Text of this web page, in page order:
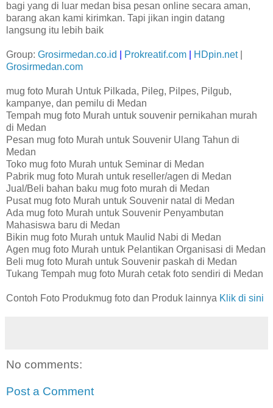
bagi yang di luar medan bisa pesan online secara aman,
barang akan kami kirimkan. Tapi jikan ingin datang
langsung itu lebih baik
Group: Grosirmedan.co.id Prokreatif.com HDpin.net|
Grosirmedan.com
mug foto Murah Untuk Pilkada, Pileg, Pilpes, Pilgub,
kampanye, dan pemilu di Medan
Tempah mug foto Murah untuk souvenir pernikahan murah
di Medan
Pesan mug foto Murah untuk Souvenir Ulang Tahun di
Medan
Toko mug foto Murah untuk Seminar di Medan
Pabrik mug foto Murah untuk reseller/agen di Medan
Jual/Beli bahan baku mug foto murah di Medan
Pusat mug foto Murah untuk Souvenir natal di Medan
Ada mug foto Murah untuk Souvenir Penyambutan
Mahasiswa baru di Medan
Bikin mug foto Murah untuk Maulid Nabi di Medan
Agen mug foto Murah untuk Pelantikan Organisasi di Medan
Beli mug foto Murah untuk Souvenir paskah di Medan
Tukang Tempah mug foto Murah cetak foto sendiri di Medan
Contoh Foto Produkmug foto dan Produk lainnya Klik di sini
No comments:
Post a Comment